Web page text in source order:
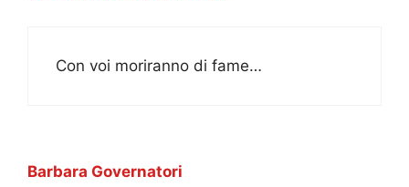
Con voi moriranno di fame…
Barbara Governatori